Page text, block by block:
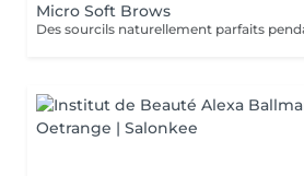
Micro Soft Brows